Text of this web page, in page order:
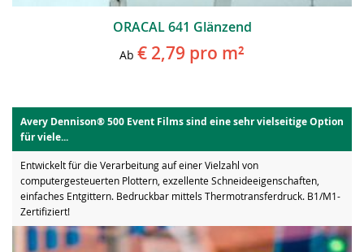
ORACAL 641 Glänzend
Ab € 2,79 pro m²
Avery Dennison® 500 Event Films sind eine sehr vielseitige Option
für viele...
Entwickelt für die Verarbeitung auf einer Vielzahl von
computergesteuerten Plottern, exzellente Schneideeigenschaften,
einfaches Entgittern. Bedruckbar mittels Thermotransferdruck. B1/M1-
Zertifiziert!